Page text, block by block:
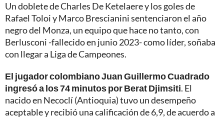
Un doblete de Charles De Ketelaere y los goles de
Rafael Toloi y Marco Brescianini sentenciaron el año
negro del Monza, un equipo que hace no tanto, con
Berlusconi -fallecido en junio 2023- como líder, soñaba
con llegar a Liga de Campeones.
El jugador colombiano Juan Guillermo Cuadrado
ingresó a los 74 minutos por Berat Djimsiti. El
nacido en Necoclí (Antioquia) tuvo un desempeño
aceptable y recibió una calificación de 6,9, de acuerdo a